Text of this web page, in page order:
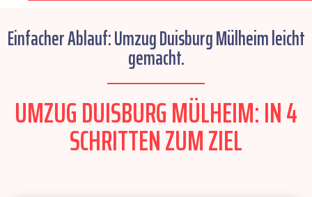
Einfacher Ablauf: Umzug Duisburg Mülheim leicht
gemacht.
UMZUG DUISBURG MÜLHEIM: IN 4
SCHRITTEN ZUM ZIEL